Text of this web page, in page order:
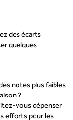
des écarts
quelques
notes plus faibles
?
vous dépenser
efforts pour les